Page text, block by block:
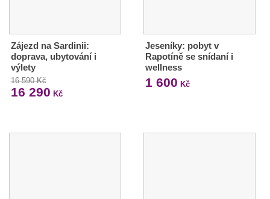
Zájezd na Sardinii:
doprava, ubytování i
výlety
16 590 Kč
16 290 Kč
Jeseníky: pobyt v
Rapotíně se snídaní i
wellness
1 600 Kč